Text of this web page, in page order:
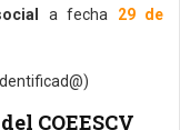
a fecha 29 de
COEESCV